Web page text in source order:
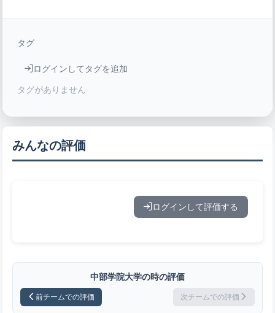
タグ
ログインしてタグを追加
タグがありません
みんなの評価
ログインして評価する
中部学院大学の時の評価
前チームでの評価 次チームでの評価